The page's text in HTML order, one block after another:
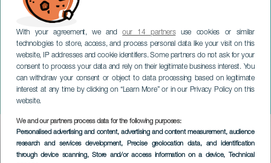
With your agreement, we andour 14 partnersuse cookies or similar
technologies to store, access, and process personal data like your visit on this
website, IP addresses and cookie identifiers. Some partners do not ask for your
consent to process your data and rely on their legitimate business interest. You
can withdraw your consent or object to data processing based on legitimate
interest at any time by clicking on “Learn More” or in our Privacy Policy on this
website.
We and our partners process data for the following purposes:
Personalised advertising and content, advertising and content measurement, audience
research and services development, Precise geolocation data, and identification
through device scanning, Store and/or access information on a device, Technical
Festas de Lourdes
TENERIFE
Imagen
Listado